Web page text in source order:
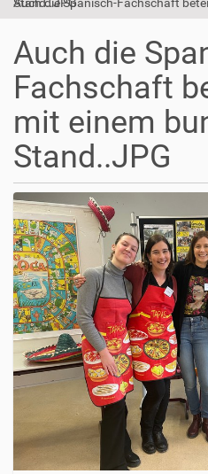
Auch die
Fachschaft
mit einem
Stand..JPG